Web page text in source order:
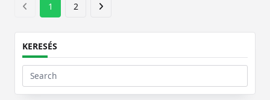
1 2
KERESÉS
Search
for: